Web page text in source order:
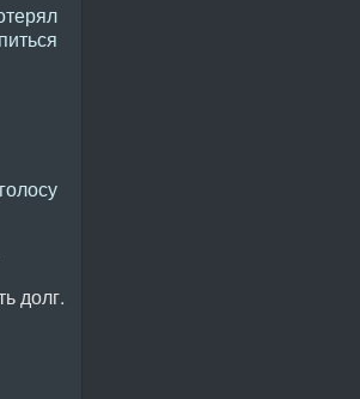
долг.